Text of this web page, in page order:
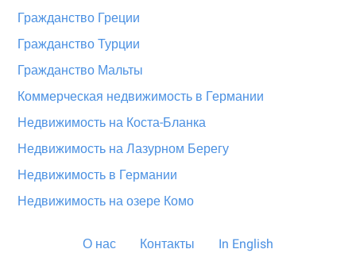
Гражданство Греции
Гражданство Турции
Гражданство Мальты
Коммерческая недвижимость в Германии
Недвижимость на Коста-Бланка
Недвижимость на Лазурном Берегу
Недвижимость в Германии
Недвижимость на озере Комо
О нас Контакты In English